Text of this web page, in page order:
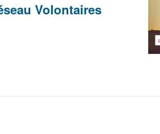
Volontaires